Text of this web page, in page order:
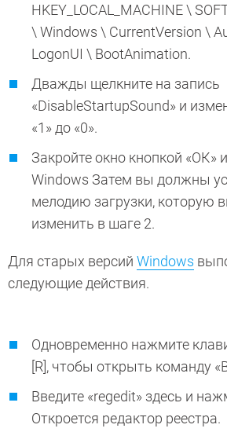
HKEY_LOCAL_MACHINE \
\ Windows \ CurrentVersion \
LogonUI \ BootAnimation.
Дважды щелкните на запись
«DisableStartupSound» и
«1» до «0».
Закройте окно кнопкой «ОК»
Windows Затем вы должны
мелодию загрузки, которую
изменить в шаге 2.
Для старых версий Windows
следующие действия.
Одновременно нажмите
[R], чтобы открыть команду
Введите «regedit» здесь и
Откроется редактор реестра.